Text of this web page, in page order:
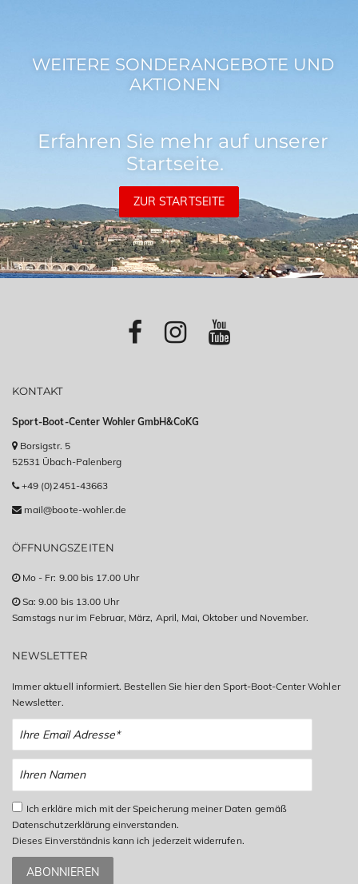
WEITERE SONDERANGEBOTE UND
AKTIONEN
Erfahren Sie mehr auf unserer
Startseite.
ZUR STARTSEITE
KONTAKT
Sport-Boot-Center Wohler GmbH&CoKG
Borsigstr. 5
52531 Übach-Palenberg
+49 (0)2451-43663
mail@boote-wohler.de
ÖFFNUNGSZEITEN
Mo - Fr: 9.00 bis 17.00 Uhr
Sa: 9.00 bis 13.00 Uhr
Samstags nur im Februar, März, April, Mai, Oktober und November.
NEWSLETTER
Immer aktuell informiert. Bestellen Sie hier den Sport-Boot-Center Wohler
Newsletter.
Ich erkläre mich mit der Speicherung meiner Daten gemäß
Datenschutzerklärung einverstanden.
Dieses Einverständnis kann ich jederzeit widerrufen.
ABONNIEREN